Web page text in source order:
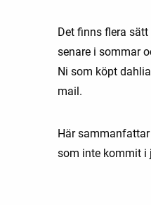
Det finns flera
senare i sommar
Ni som köpt
mail.
Här
som inte kommit i